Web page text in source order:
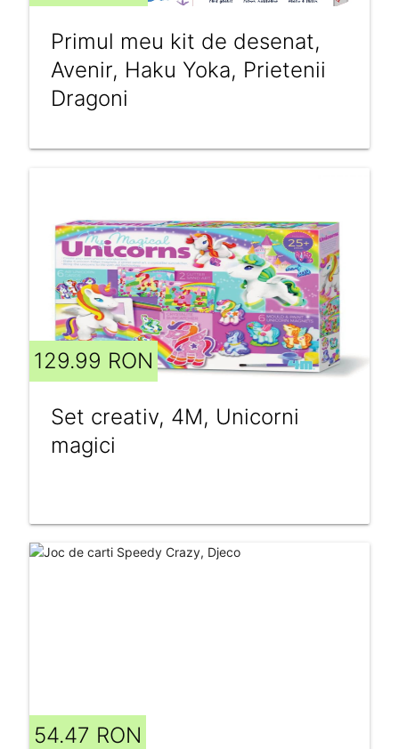
Primul meu kit de desenat,
Avenir, Haku Yoka, Prietenii
Dragoni
129.99 RON
Set creativ, 4M, Unicorni
magici
54.47 RON